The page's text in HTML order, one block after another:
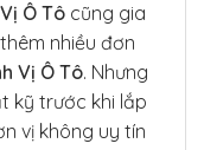
Ô Tô cũng gia
nhiều đơn
Vị Ô Tô. Nhưng
kỹ trước khi lắp
vị không uy tín